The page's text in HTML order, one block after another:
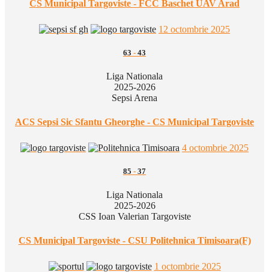
CS Municipal Targoviste - FCC Baschet UAV Arad
12 octombrie 2025
63 - 43
Liga Nationala
2025-2026
Sepsi Arena
ACS Sepsi Sic Sfantu Gheorghe - CS Municipal Targoviste
4 octombrie 2025
85 - 37
Liga Nationala
2025-2026
CSS Ioan Valerian Targoviste
CS Municipal Targoviste - CSU Politehnica Timisoara(F)
1 octombrie 2025